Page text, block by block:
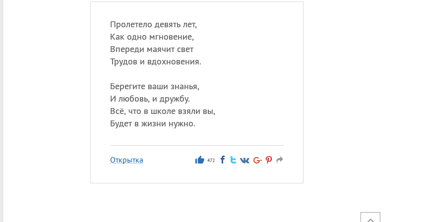
Пролетело девять лет,
Как одно мгновение,
Впереди маячит свет
Трудов и вдохновения.
Берегите ваши знанья,
И любовь, и дружбу.
Всё, что в школе взяли вы,
Будет в жизни нужно.
Открытка 472